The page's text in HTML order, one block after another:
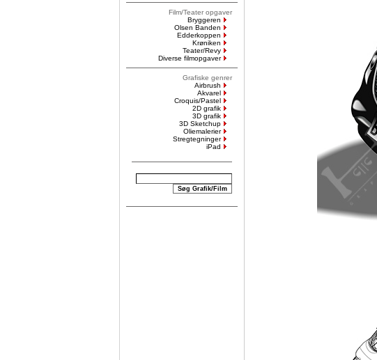
Film/Teater opgaver
Bryggeren
Olsen Banden
Edderkoppen
Krøniken
Teater/Revy
Diverse filmopgaver
Grafiske genrer
Airbrush
Akvarel
Croquis/Pastel
2D grafik
3D grafik
3D Sketchup
Oliemalerier
Stregtegninger
iPad